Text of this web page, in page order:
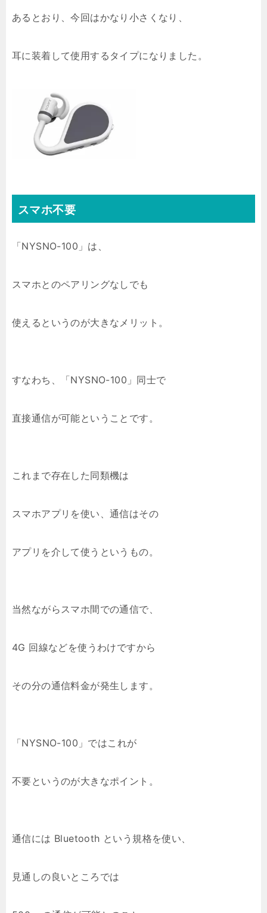
あるとおり、今回はかなり小さくなり、
耳に装着して使用するタイプになりました。
スマホ不要
「NYSNO-100」は、
スマホとのペアリングなしでも
使えるというのが大きなメリット。
すなわち、「NYSNO-100」同士で
直接通信が可能ということです。
これまで存在した同類機は
スマホアプリを使い、通信はその
アプリを介して使うというもの。
当然ながらスマホ間での通信で、
4G 回線などを使うわけですから
その分の通信料金が発生します。
「NYSNO-100」ではこれが
不要というのが大きなポイント。
通信には Bluetooth という規格を使い、
見通しの良いところでは